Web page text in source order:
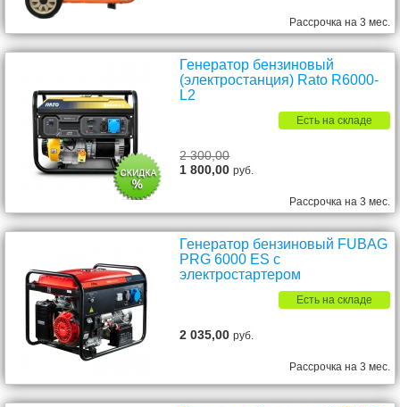
Рассрочка на 3 мес.
Генератор бензиновый
(электростанция) Rato R6000-
L2
Есть на складе
2 300,00
1 800,00руб.
Рассрочка на 3 мес.
Генератор бензиновый FUBAG
PRG 6000 ES с
электростартером
Есть на складе
2 035,00руб.
Рассрочка на 3 мес.